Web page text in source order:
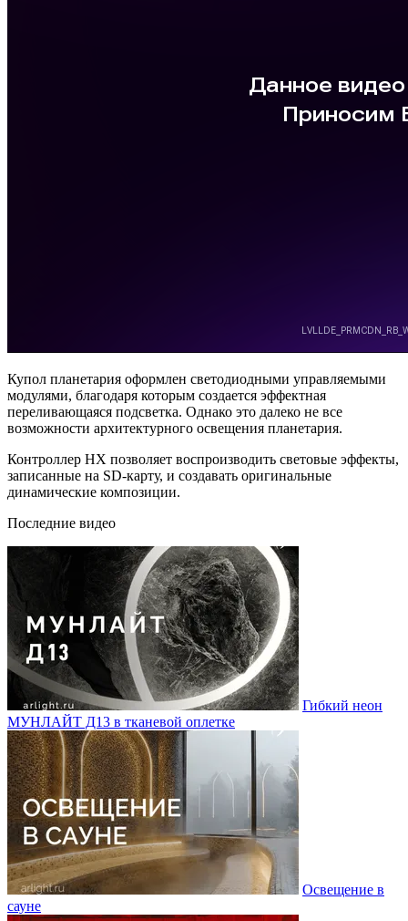
Купол планетария оформлен светодиодными управляемыми
модулями, благодаря которым создается эффектная
переливающаяся подсветка. Однако это далеко не все
возможности архитектурного освещения планетария.
Контроллер HX позволяет воспроизводить световые эффекты,
записанные на SD-карту, и создавать оригинальные
динамические композиции.
Последние видео
Гибкий неон
МУНЛАЙТ Д13 в тканевой оплетке
Освещение в
сауне